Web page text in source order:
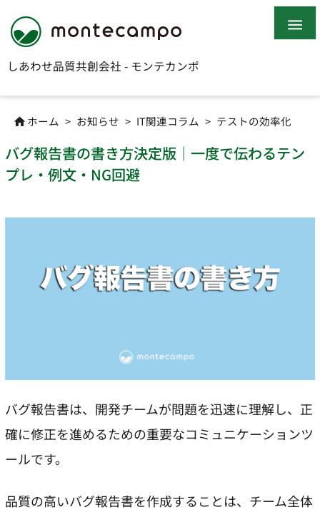
しあわせ品質共創会社 - モンテカンポ

 ホーム > お知らせ > IT関連コラム > テストの効率化
バグ報告書の書き方決定版｜一度で伝わるテン
プレ・例文・NG回避
バグ報告書は、開発チームが問題を迅速に理解し、正
確に修正を進めるための重要なコミュニケーションツ
ールです。
品質の高いバグ報告書を作成することは、チーム全体